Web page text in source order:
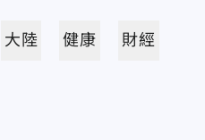
大陸 健康 財經